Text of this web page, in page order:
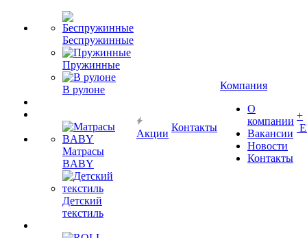
Беспружинные
Пружинные
В рулоне
Матрасы
BABY
Детский
текстиль
Акции
Контакты
Компания
О
компании
Вакансии
Новости
Контакты
+